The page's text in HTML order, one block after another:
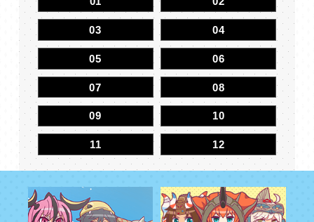
03 04
05 06
07 08
09 10
11 12